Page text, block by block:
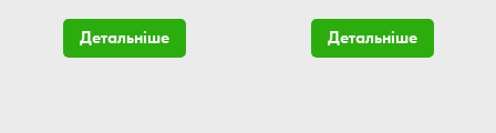
Детальніше Детальніше